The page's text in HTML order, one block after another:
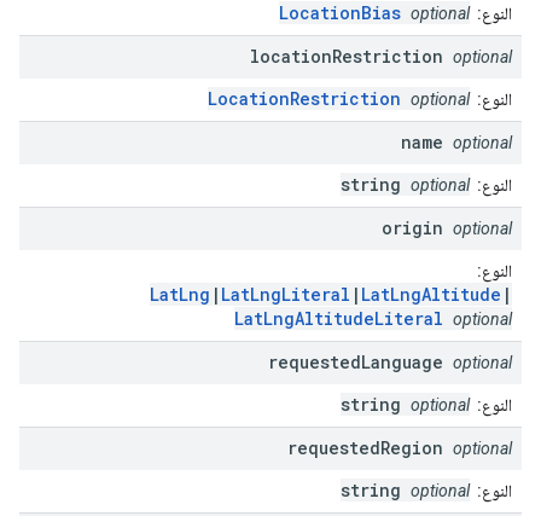
النوع: LocationBias optional
locationRestriction optional
النوع: LocationRestriction optional
name optional
النوع: string optional
origin optional
النوع:
LatLng | LatLngLiteral | LatLngAltitude |
LatLngAltitudeLiteral optional
requestedLanguage optional
النوع: string optional
requestedRegion optional
النوع: string optional